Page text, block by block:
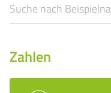
Zahlen